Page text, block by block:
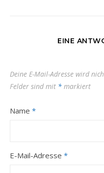
EINE
Deine E-Mail-Adresse wird
Felder sind mit * markiert
Name *
E-Mail-Adresse *